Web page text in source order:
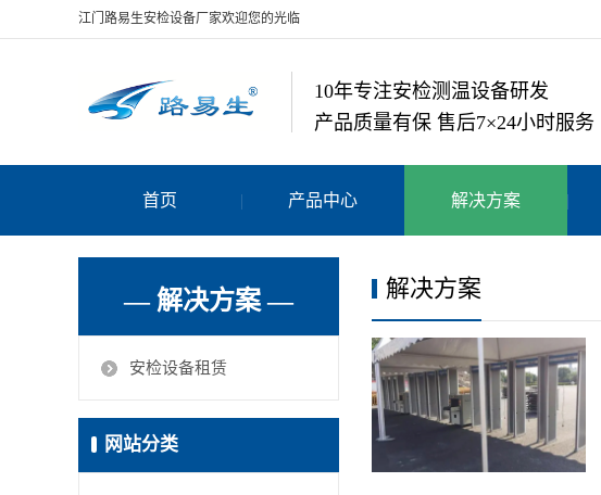
江门路易生安检设备厂家欢迎您的光临
10年专注安检测温设备研发
产品质量有保 售后7×24小时服务
首页 产品中心 解决方案
— 解决方案 —
安检设备租赁
网站分类
解决方案